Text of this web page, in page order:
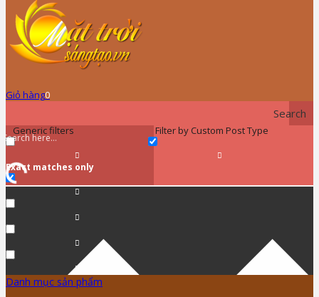
Giỏ hàng0
Search
Generic filters
Exact matches only
Filter by Custom Post Type
Danh mục sản phẩm